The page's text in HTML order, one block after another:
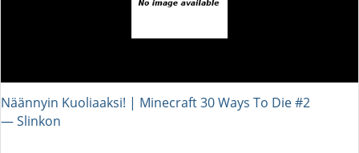
Näännyin Kuoliaaksi! | Minecraft 30 Ways To Die #2
― Slinkon